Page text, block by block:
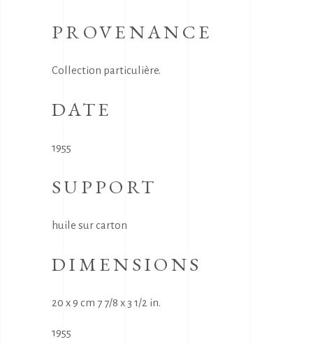
PROVENANCE
Collection particulière.
DATE
1955
SUPPORT
huile sur carton
DIMENSIONS
20 x 9 cm 7 7/8 x 3 1/2 in.
1955